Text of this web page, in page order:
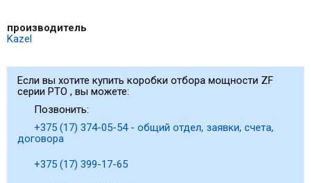
производитель
Kazel
Если вы хотите купить коробки отбора мощности ZF
серии PTO , вы можете:
Позвонить:
+375 (17) 374-05-54 - общий отдел, заявки, счета,
договора
+375 (17) 399-17-65